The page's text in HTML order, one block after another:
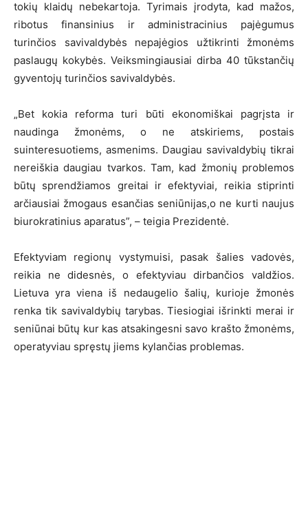
tokių klaidų nebekartoja. Tyrimais įrodyta, kad mažos,
ribotus finansinius ir administracinius pajėgumus
turinčios savivaldybės nepajėgios užtikrinti žmonėms
paslaugų kokybės. Veiksmingiausiai dirba 40 tūkstančių
gyventojų turinčios savivaldybės.
„Bet kokia reforma turi būti ekonomiškai pagrįsta ir
naudinga žmonėms, o ne atskiriems, postais
suinteresuotiems, asmenims. Daugiau savivaldybių tikrai
nereiškia daugiau tvarkos. Tam, kad žmonių problemos
būtų sprendžiamos greitai ir efektyviai, reikia stiprinti
arčiausiai žmogaus esančias seniūnijas,o ne kurti naujus
biurokratinius aparatus”, – teigia Prezidentė.
Efektyviam regionų vystymuisi, pasak šalies vadovės,
reikia ne didesnės, o efektyviau dirbančios valdžios.
Lietuva yra viena iš nedaugelio šalių, kurioje žmonės
renka tik savivaldybių tarybas. Tiesiogiai išrinkti merai ir
seniūnai būtų kur kas atsakingesni savo krašto žmonėms,
operatyviau spręstų jiems kylančias problemas.